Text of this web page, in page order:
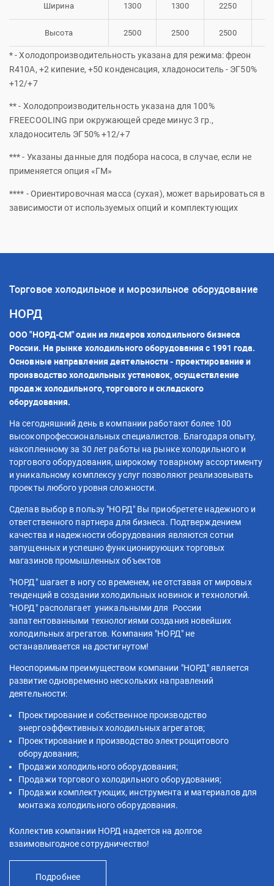
Ширина 1300 1300 2250
Высота 2500 2500 2500
* - Холодопроизводительность указана для режима: фреон
R410А, +2 кипение, +50 конденсация, хладоноситель - ЭГ50%
+12/+7
** - Холодопроизводительность указана для 100%
FREECOOLING при окружающей среде минус 3 гр.,
хладоноситель ЭГ50% +12/+7
*** - Указаны данные для подбора насоса, в случае, если не
применяется опция «ГМ»
**** - Ориентировочная масса (сухая), может варьироваться в
зависимости от используемых опций и комплектующих
Торговое холодильное и морозильное оборудование
НОРД
ООО "НОРД-СМ" один из лидеров холодильного бизнеса
России. На рынке холодильного оборудования с 1991 года.
Основные направления деятельности - проектирование и
производство холодильных установок, осуществление
продаж холодильного, торгового и складского
оборудования.
На сегодняшний день в компании работают более 100
высокопрофессиональных специалистов. Благодаря опыту,
накопленному за 30 лет работы на рынке холодильного и
торгового оборудования, широкому товарному ассортименту
и уникальному комплексу услуг позволяют реализовывать
проекты любого уровня сложности.
Сделав выбор в пользу "НОРД" Вы приобретете надежного и
ответственного партнера для бизнеса. Подтверждением
качества и надежности оборудования являются сотни
запущенных и успешно функционирующих торговых
магазинов промышленных объектов
"НОРД" шагает в ногу со временем, не отставая от мировых
тенденций в создании холодильных новинок и технологий.
"НОРД" располагает уникальными для России
запатентованными технологиями создания новейших
холодильных агрегатов. Компания "НОРД" не
останавливается на достигнутом!
Неоспоримым преимуществом компании "НОРД" является
развитие одновременно нескольких направлений
деятельности:
Проектирование и собственное производство
энергоэффективных холодильных агрегатов;
Проектирование и производство электрощитового
оборудования;
Продажи холодильного оборудования;
Продажи торгового холодильного оборудования;
Продажи комплектующих, инструмента и материалов для
монтажа холодильного оборудования.
Коллектив компании НОРД надеется на долгое
взаимовыгодное сотрудничество!
Подробнее